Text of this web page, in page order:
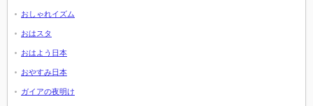
おしゃれイズム
おはスタ
おはよう日本
おやすみ日本
ガイアの夜明け